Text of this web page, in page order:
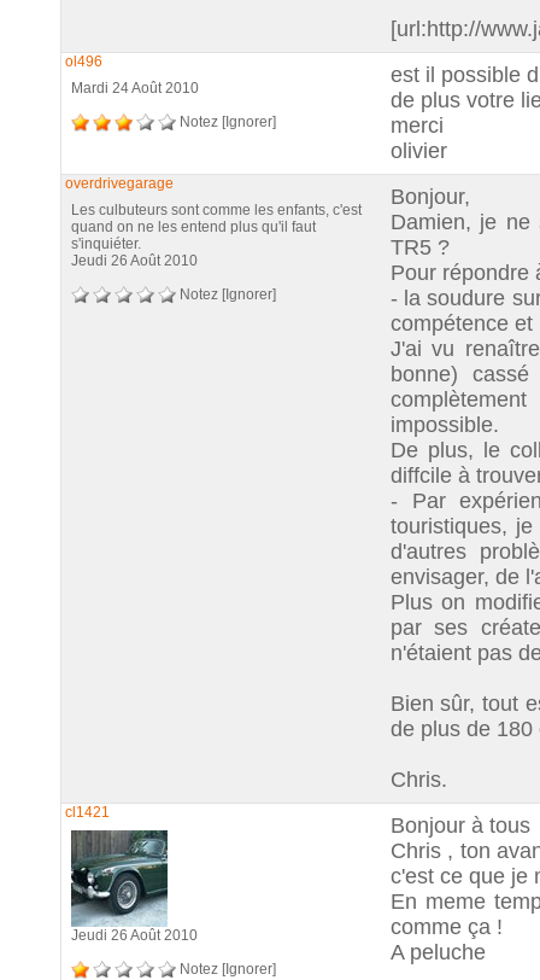
[url:http://
ol496
Mardi 24 Août 2010
Notez [Ignorer]
est il possible
de plus votre
merci
olivier
overdrivegarage
Les culbuteurs sont comme les enfants, c'est
quand on ne les entend plus qu'il faut
s'inquiéter.
Jeudi 26 Août 2010
Notez [Ignorer]
Bonjour,
Damien, je
TR5 ?
Pour répondre
- la soudure
compétence et
J'ai vu
bonne)
impossible.
De plus, le
diffcile à
- Par
touristiques,
d'autres
envisager, de
Plus on
par ses
n'étaient pas
Bien sûr, tout
de plus de 180
Chris.
cl1421
Jeudi 26 Août 2010
Notez [Ignorer]
Bonjour à tous
Chris , ton
c'est ce que je
En meme
comme ça !
A peluche